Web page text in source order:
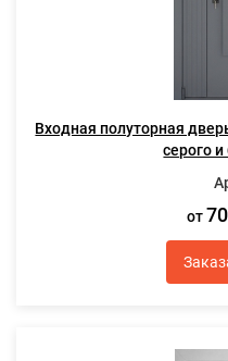
Входная полуторная
серого
от